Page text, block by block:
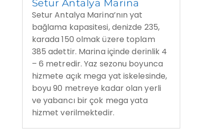
Setur Antalya Marina
Setur Antalya Marina’nın yat
bağlama kapasitesi, denizde 235,
karada 150 olmak üzere toplam
385 adettir. Marina içinde derinlik 4
– 6 metredir. Yaz sezonu boyunca
hizmete açık mega yat iskelesinde,
boyu 90 metreye kadar olan yerli
ve yabancı bir çok mega yata
hizmet verilmektedir.